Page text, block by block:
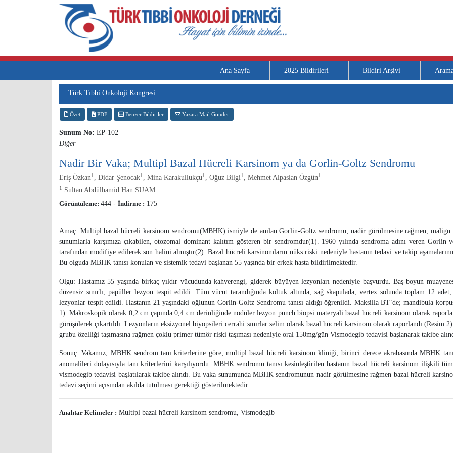
Ana Sayfa 2025 Bildirileri Bildiri Arşivi
Türk Tıbbi Onkoloji Kongresi
Özet PDF Benzer Bildiriler Yazara Mail Gönder
Sunum No: EP-102
Diğer
Nadir Bir Vaka; Multipl Bazal Hücreli Karsinom ya da Gorlin-Goltz Sendromu
Eriş Özkan1 , Didar Şenocak1 , Mina Karakullukçu1 , Oğuz Bilgi1 , Mehmet Alpaslan Özgün1
1
Sultan Abdülhamid Han SUAM
Görüntüleme: 444 - İndirme : 175
Amaç: Multipl bazal hücreli karsinom sendromu(MBHK) ismiyle de anılan Gorlin-Goltz sendromu; nadir görülmesine rağmen,
sunumlarla karşımıza çıkabilen, otozomal dominant kalıtım gösteren bir sendromdur(1). 1960 yılında sendroma adını veren
tarafından modifiye edilerek son halini almıştır(2). Bazal hücreli karsinomların nüks riski nedeniyle hastanın tedavi ve takip
Bu olguda MBHK tanısı konulan ve sistemik tedavi başlanan 55 yaşında bir erkek hasta bildirilmektedir.
Olgu: Hastamız 55 yaşında birkaç yıldır vücudunda kahverengi, giderek büyüyen lezyonları nedeniyle başvurdu. Baş-boyun
düzensiz sınırlı, papüller lezyon tespit edildi. Tüm vücut tarandığında koltuk altında, sağ skapulada, vertex solunda toplam 12
lezyonlar tespit edildi. Hastanın 21 yaşındaki oğlunun Gorlin-Goltz Sendromu tanısı aldığı öğrenildi. Maksilla BT`de; mandibula
1). Makroskopik olarak 0,2 cm çapında 0,4 cm derinliğinde nodüler lezyon punch biopsi materyali bazal hücreli karsinom olarak
görüşülerek çıkartıldı. Lezyonların eksizyonel biyopsileri cerrahi sınırlar selim olarak bazal hücreli karsinom olarak raporlandı (Resim
grubu özelliği taşımasına rağmen çoklu primer tümör riski taşıması nedeniyle oral 150mg/gün Vismodegib tedavisi başlanarak takibe
Sonuç: Vakamız; MBHK sendrom tanı kriterlerine göre; multipl bazal hücreli karsinom kliniği, birinci derece akrabasında MBHK
anomalileri dolayısıyla tanı kriterlerini karşılıyordu. MBHK sendromu tanısı kesinleştirilen hastanın bazal hücreli karsinom ilişkili
vismodegib tedavisi başlatılarak takibe alındı. Bu vaka sunumunda MBHK sendromunun nadir görülmesine rağmen bazal hücreli
tedavi seçimi açısından akılda tutulması gerektiği gösterilmektedir.
Anahtar Kelimeler : Multipl bazal hücreli karsinom sendromu, Vismodegib